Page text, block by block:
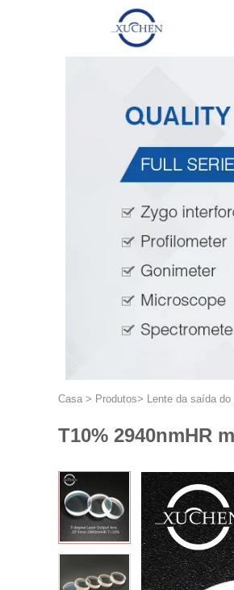
Casa > Produtos> Lente da saída
T10% 2940nmHR